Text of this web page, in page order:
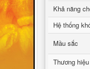
Khả năng
Hệ thống
Mầu sắc
Thương hiệu